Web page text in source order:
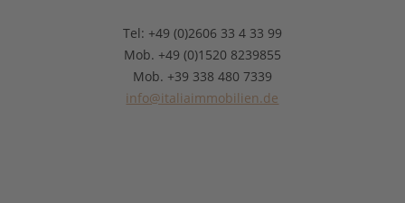
Tel: +49 (0)2606 33 4 33 99
Mob. +49 (0)1520 8239855
Mob. +39 338 480 7339
info@italiaimmobilien.de